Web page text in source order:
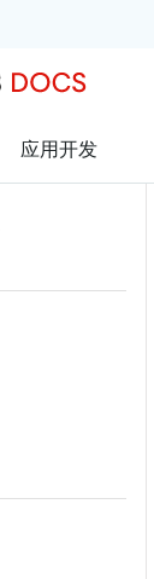
应用开发